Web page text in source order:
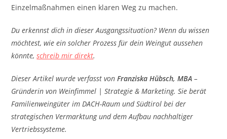
Einzelmaßnahmen einen klaren Weg zu machen.
Du erkennst dich in dieser Ausgangssituation? Wenn du wissen
möchtest, wie ein solcher Prozess für dein Weingut aussehen
könnte,schreib mir direkt.
Dieser Artikel wurde verfasst vonFranziska Hübsch, MBA –
Gründerin von Weinfimmel | Strategie & Marketing. Sie berät
Familienweingüter im DACH-Raum und Südtirol bei der
strategischen Vermarktung und dem Aufbau nachhaltiger
Vertriebssysteme.